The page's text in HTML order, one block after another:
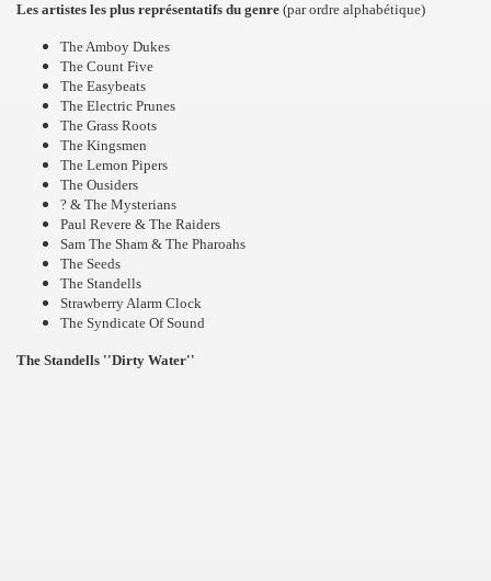
Les artistes les plus représentatifs du genre (par ordre alphabétique)
The Amboy Dukes
The Count Five
The Easybeats
The Electric Prunes
The Grass Roots
The Kingsmen
The Lemon Pipers
The Ousiders
? & The Mysterians
Paul Revere & The Raiders
Sam The Sham & The Pharoahs
The Seeds
The Standells
Strawberry Alarm Clock
The Syndicate Of Sound
The Standells ''Dirty Water''